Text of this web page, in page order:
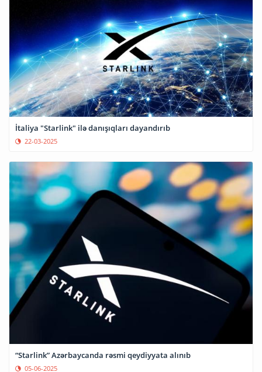
İtaliya "Starlink" ilə danışıqları dayandırıb
22-03-2025
“Starlink” Azərbaycanda rəsmi qeydiyyata alınıb
05-06-2025